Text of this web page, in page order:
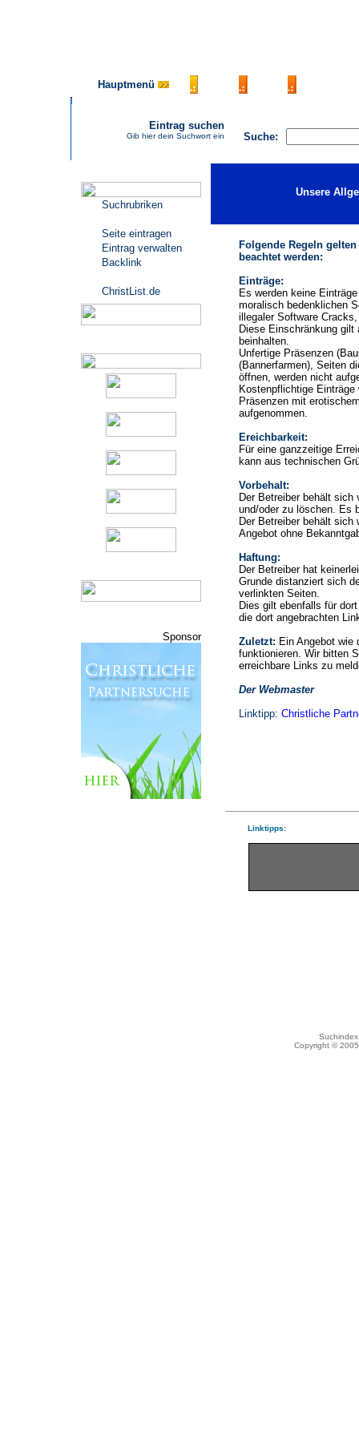
Hauptmenü
Suche:
Eintrag suchen
Gib hier dein Suchwort ein
Suchrubriken
Seite eintragen
Eintrag verwalten
Backlink
ChristList.de
Sponsor
Unsere
Folgende Regeln
beachtet werden:
Einträge:
Es werden keine
moralisch bedenklichen
illegaler Software
Diese Einschränkung
beinhalten.
Unfertige Präsenzen
(Bannerfarmen), Seiten
öffnen, werden nicht
Kostenpflichtige
Präsenzen mit
aufgenommen.
Ereichbarkeit:
Für eine ganzzeitige
kann aus technischen
Vorbehalt:
Der Betreiber behält sich
und/oder zu löschen. Es
Der Betreiber behält sich
Angebot ohne
Haftung:
Der Betreiber hat
Grunde distanziert sich
verlinkten Seiten.
Dies gilt ebenfalls für
die dort angebrachten
Zuletzt: Ein Angebot wie
funktionieren. Wir bitten
erreichbare Links zu
Der Webmaster
Linktipp: Christliche
Linktipps:
Copyright ©